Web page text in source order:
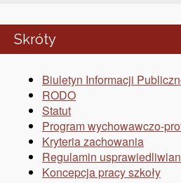
Skróty
Biuletyn Informacji
RODO
Statut
Program wychowawczo-
Kryteria zachowania
Regulamin
Koncepcja pracy szkoły